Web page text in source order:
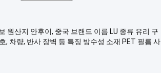
원산지 안후이, 중국 브랜드 이름 LU 종류 유리 구
, 차량, 반사 장벽 등 특징 방수성 소재 PET 필름 사